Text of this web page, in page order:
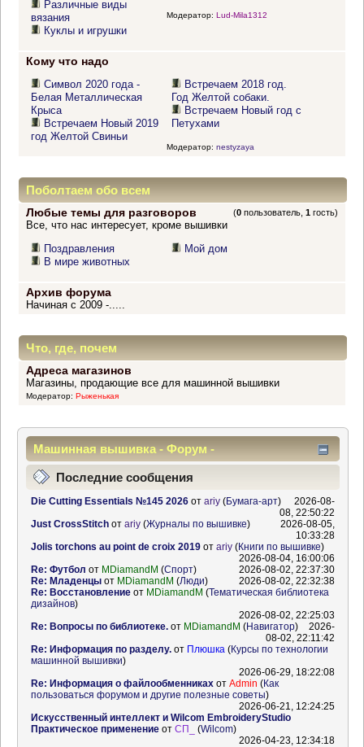
Различные виды
вязания
Куклы и игрушки
Модератор: Lud-Mila1312
Кому что надо
Символ 2020 года -
Белая Металлическая
Крыса
Встречаем Новый 2019
год Желтой Свиньи
Встречаем 2018 год.
Год Желтой собаки.
Встречаем Новый год с
Петухами
Модератор: nestyzaya
Поболтаем обо всем
Любые темы для разговоров (0 пользователь,1 гость)
Все, что нас интересует, кроме вышивки
Поздравления
В мире животных
Мой дом
Архив форума
Начиная с 2009 -.....
Что, где, почем
Адреса магазинов
Магазины, продающие все для машинной вышивки
Модератор: Рыженькая
Машинная вышивка - Форум -
Информационный центр
Последние сообщения
Die Cutting Essentials №145 2026от ariy(Бумага-арт)
2026-08-
08, 22:50:22
Just CrossStitchот ariy(Журналы по вышивке)
2026-08-05,
10:33:28
Jolis torchons au point de croix 2019от ariy(Книги по вышивке)
2026-08-04, 16:00:06
Re: Футбол от MDiamandM (Спорт)
2026-08-02, 22:37:30
Re: Младенцыот MDiamandM (Люди)
2026-08-02, 22:32:38
Re: Восстановлениеот MDiamandM (Тематическая библиотека
дизайнов)
2026-08-02, 22:25:03
Re: Вопросы по библиотеке.от MDiamandM (Навигатор)
2026-
08-02, 22:11:42
Re: Информация по разделу.от Плюшка (Курсы по технологии
машинной вышивки)
2026-06-29, 18:22:08
Re: Информация о файлообменникахот Admin (Как
пользоваться форумом и другие полезные советы)
2026-06-21, 12:24:25
Искусственный интеллект и Wilcom EmbroideryStudio
Практическое применениеот СП_ (Wilcom)
2026-04-23, 12:34:18